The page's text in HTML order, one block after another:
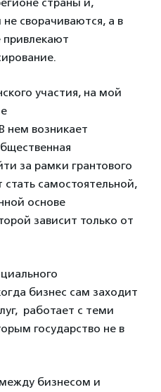
сворачиваются, а в
привлекают
участия, на мой
нем возникает
за рамки грантового
самостоятельной,
основе
зависит только от
бизнес сам заходит
работает с теми
государство не в
бизнесом и